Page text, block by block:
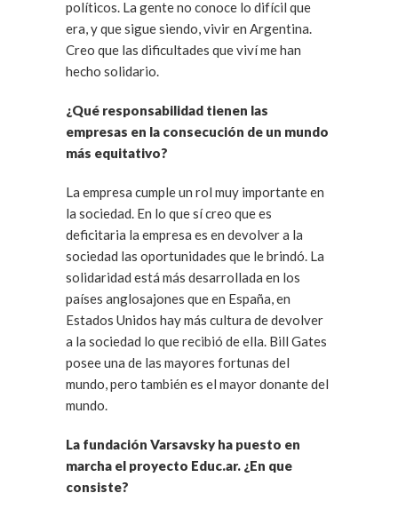
políticos. La gente no conoce lo difícil que
era, y que sigue siendo, vivir en Argentina.
Creo que las dificultades que viví me han
hecho solidario.
¿Qué responsabilidad tienen las
empresas en la consecución de un mundo
más equitativo?
La empresa cumple un rol muy importante en
la sociedad. En lo que sí creo que es
deficitaria la empresa es en devolver a la
sociedad las oportunidades que le brindó. La
solidaridad está más desarrollada en los
países anglosajones que en España, en
Estados Unidos hay más cultura de devolver
a la sociedad lo que recibió de ella. Bill Gates
posee una de las mayores fortunas del
mundo, pero también es el mayor donante del
mundo.
La fundación Varsavsky ha puesto en
marcha el proyecto Educ.ar. ¿En que
consiste?